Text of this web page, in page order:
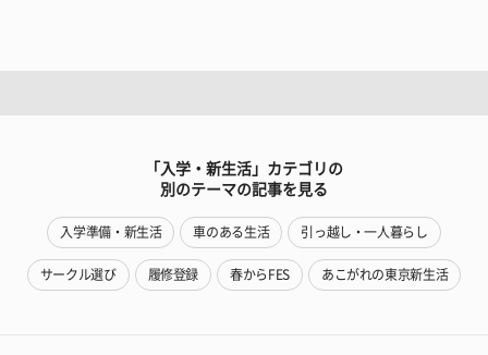
「入学・新生活」カテゴリの
別のテーマの記事を見る
入学準備・新生活 車のある生活 引っ越し・一人暮らし
サークル選び 履修登録 春からFES あこがれの東京新生活